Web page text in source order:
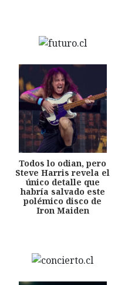
Todos lo odian, pero
Steve Harris revela el
único detalle que
habría salvado este
polémico disco de
Iron Maiden